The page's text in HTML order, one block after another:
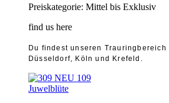
Preiskategorie: Mittel bis Exklusiv
find us here
Du findest unseren
Düsseldorf, Köln und Krefeld.
Juwelblüte